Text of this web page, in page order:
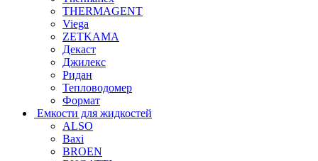
THERMAGENT
Viega
ZETKAMA
Декаст
Джилекс
Ридан
Тепловодомер
Формат
Емкости для жидкостей
ALSO
Baxi
BROEN